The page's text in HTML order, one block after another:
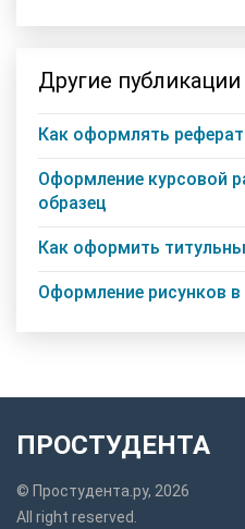
Другие публикации
Как оформлять
Оформление курсовой
образец
Как оформить
Оформление рисунков
ПРОСТУДЕНТА
© Простудента.ру, 2026
All right reserved.